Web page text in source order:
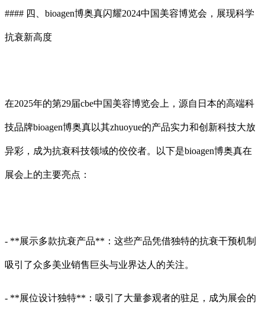
#### 四、bioagen博奥真闪耀2024中国美容博览会，展现科学
抗衰新高度
在2025年的第29届cbe中国美容博览会上，源自日本的高端科
技品牌bioagen博奥真以其zhuoyue的产品实力和创新科技大放
异彩，成为抗衰科技领域的佼佼者。以下是bioagen博奥真在
展会上的主要亮点：
- **展示多款抗衰产品**：这些产品凭借独特的抗衰干预机制
吸引了众多美业销售巨头与业界达人的关注。
- **展位设计独特**：吸引了大量参观者的驻足，成为展会的